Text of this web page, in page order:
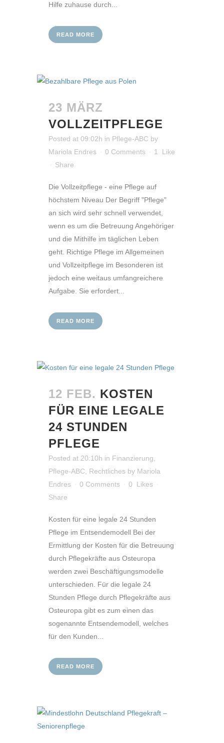
Hilfe zuhause durch...
READ MORE
23 MÄRZ
VOLLZEITPFLEGE
Posted at 09:02h in Pflege-ABC by
Mariola Endres
0 Comments 1
Like
Share
Die Vollzeitpflege - eine Pflege auf
höchstem Niveau Der Begriff "Pflege"
an sich wird sehr schnell verwendet,
wenn es um die Betreuung Angehöriger
und die Mithilfe im täglichen Leben
geht. Richtige Pflege im Allgemeinen
und Vollzeitpflege im Besonderen ist
jedoch eine weitaus umfangreichere
Aufgabe. Sie erfordert...
READ MORE
12 FEB. KOSTEN
FÜR EINE LEGALE
24 STUNDEN
PFLEGE
Posted at 20:10h in Finanzierung
Pflege-ABC
Rechtliches by Mariola
Endres
0 Comments 0
Likes
Share
Kosten für eine legale 24 Stunden
Pflege im Entsendemodell Bei der
Ermittlung der Kosten für die Betreuung
durch Pflegekräfte aus Osteuropa
werden zwei Beschäftigungsmodelle
unterschieden. Für die legale 24
Stunden Pflege durch Pflegekräfte aus
Osteuropa gibt es zum einen das
sogenannte Entsendemodell, welches
für den Kunden...
READ MORE